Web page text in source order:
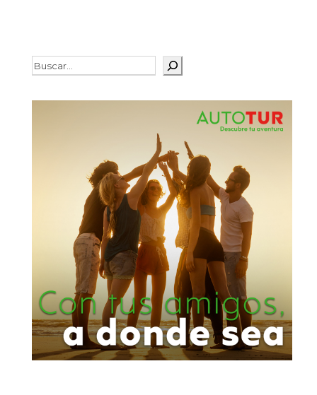
Buscar